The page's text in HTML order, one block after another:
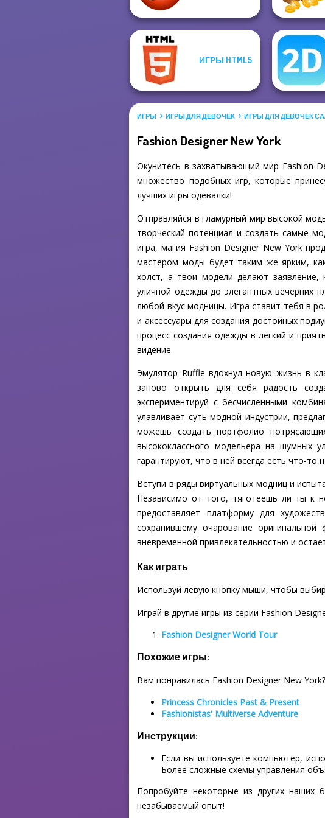
ИГРЫ HTML5
ИГРЫ ИГРЫ ДЛЯ ДЕВОЧЕК ИГРЫ ДЛЯ ДЕВОЧЕК
Fashion Designer New York
Окунитесь в захватывающий мир Fashion
множество подобных игр, которые
лучших игры одевалки!
Отправляйся в гламурный мир высокой
творческий потенциал и создать самые
игра, магия Fashion Designer New York
мастером моды будет таким же ярким,
холст, а твои модели делают
уличной одежды до элегантных вечерних
любой вкус модницы. Игра ставит тебя в
и аксессуары для создания достойных
процесс создания одежды в легкий и
видение.
Эмулятор Ruffle вдохнул новую жизнь в
заново открыть для себя радость
экспериментируй с бесчисленными
улавливает суть модной индустрии,
можешь создать портфолио
высококлассного модельера на шумных
гарантируют, что в ней всегда есть что-то
Вступи в ряды виртуальных модниц и
Независимо от того, тяготеешь ли ты к
предоставляет платформу для
сохранившему очарование
вневременной привлекательностью и
Как играть
Используй левую кнопку мыши, чтобы
Играй в другие игры из серии Fashion
Fashion Designer World Tour
Похожие игры:
Вам понравилась Fashion Designer New York?
Princess Chronicles Past & Present
Fashionistas' Multiverse Adventure
Инструкции:
Если вы используете компьютер,
Более сложные схемы управления
Попробуйте некоторые из других наших
незабываемый опыт!